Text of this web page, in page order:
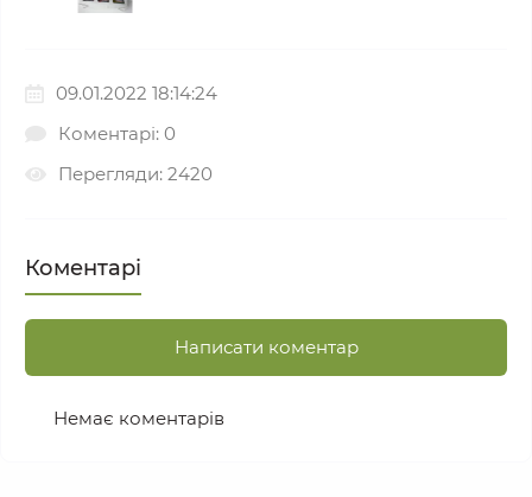
09.01.2022 18:14:24
Коментарі: 0
Перегляди: 2420
Коментарі
Написати коментар
Немає коментарів